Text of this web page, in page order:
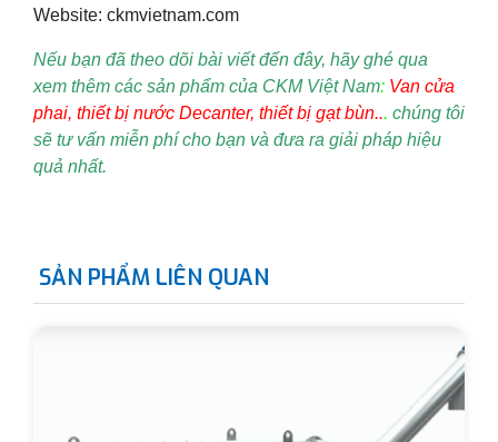
Website: ckmvietnam.com
Nếu bạn đã theo dõi bài viết đến đây, hãy ghé qua
xem thêm các sản phẩm của CKM Việt Nam: Van cửa
phai, thiết bị nước Decanter, thiết bị gạt bùn... chúng tôi
sẽ tư vấn miễn phí cho bạn và đưa ra giải pháp hiệu
quả nhất.
SẢN PHẨM LIÊN QUAN